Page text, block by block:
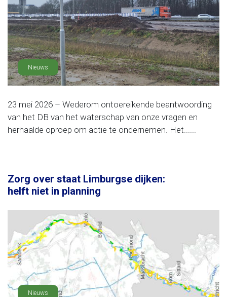
Nieuws
23 mei 2026 – Wederom ontoereikende beantwoording
van het DB van het waterschap van onze vragen en
herhaalde oproep om actie te ondernemen. Het......
Zorg over staat Limburgse dijken:
helft niet in planning
Nieuws